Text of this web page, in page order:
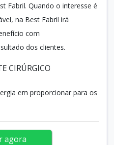
Fabril. Quando o interesse é
na Best Fabril irá
com
dos clientes.
CIRÚRGICO
em proporcionar para os
agora